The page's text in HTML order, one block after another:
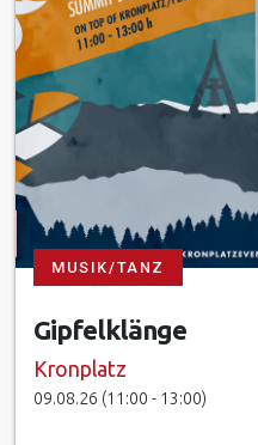
MUSIK/TANZ
Gipfelklänge
Kronplatz
09.08.26 (11:00 - 13:00)